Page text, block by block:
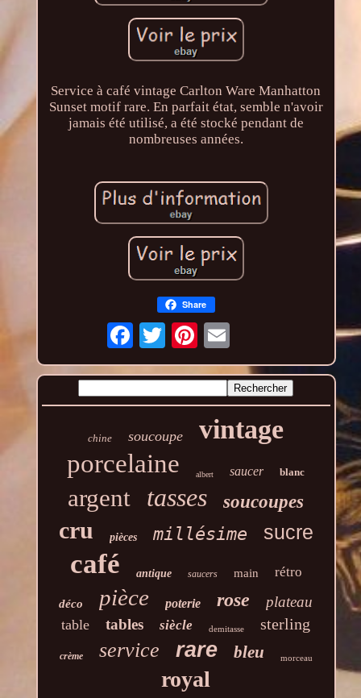
Service à café vintage Carlton Ware Manhatton
Sunset motif rare. En parfait état, semble n'avoir
jamais été utilisé, a été stocké pendant de
nombreuses années.
Share
chine soucoupe vintage
porcelaine albert saucer blanc
argent tasses soucoupes
cru pièces millésime sucre
café antique saucers main rétro
déco pièce poterie rose plateau
table tables siècle demitasse sterling
crème service rare bleu morceau
royal